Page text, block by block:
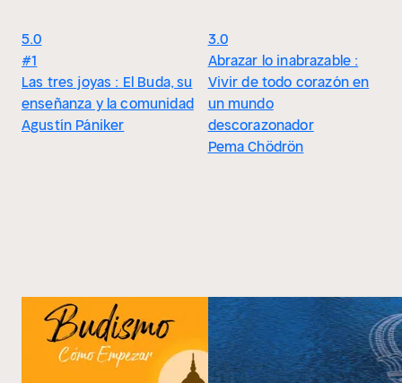
5.0
#1
Las tres joyas : El Buda, su
enseñanza y la comunidad
Agustín Pániker
3.0
Abrazar lo inabrazable :
Vivir de todo corazón en
un mundo
descorazonador
Pema Chödrön